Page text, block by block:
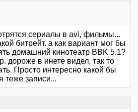
сериалы в avi, фильмы...
битрейт. а как вариант мог бы
домашний кинотеатр BBK 5.1?
дороже в инете видел, так то
Просто интересно какой бы
теже записи...